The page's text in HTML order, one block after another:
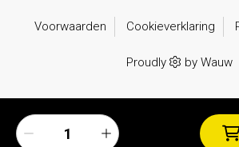
Voorwaarden Cookieverklaring
Proudly by Wauw